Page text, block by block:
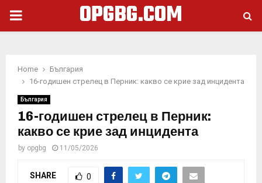
PRIMARY
OPGBG.COM
Home
България
16-годишен стрелец в Перник: какво се крие зад инцидента
България
16-годишен стрелец в Перник:
какво се крие зад инцидента
by opgbg 11/05/2026
SHARE 0